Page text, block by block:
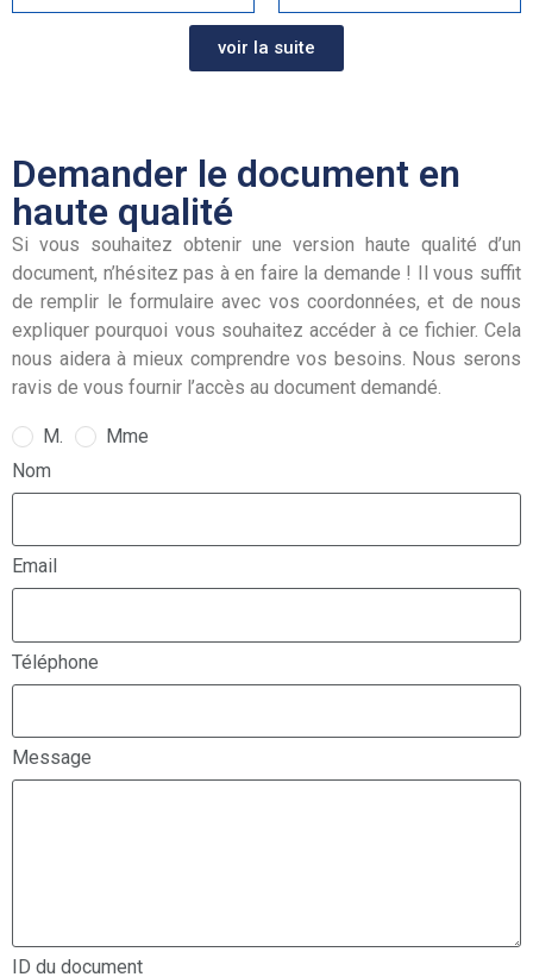
voir la suite
Demander le document en
haute qualité
Si vous souhaitez obtenir une version haute qualité d’un
document, n’hésitez pas à en faire la demande ! Il vous suffit
de remplir le formulaire avec vos coordonnées, et de nous
expliquer pourquoi vous souhaitez accéder à ce fichier. Cela
nous aidera à mieux comprendre vos besoins. Nous serons
ravis de vous fournir l’accès au document demandé.
M.
Mme
Nom
Email
Téléphone
Message
ID du document